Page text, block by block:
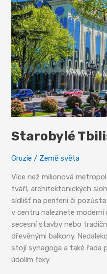
Starobylé
Gruzie / Země světa
Více než milionová
tváří, architektonických
sídlišť na periferii či
v centru naleznete moderní
secesní stavby nebo
dřevěnými balkony.
stojí synagoga a také řada
údolím řeky